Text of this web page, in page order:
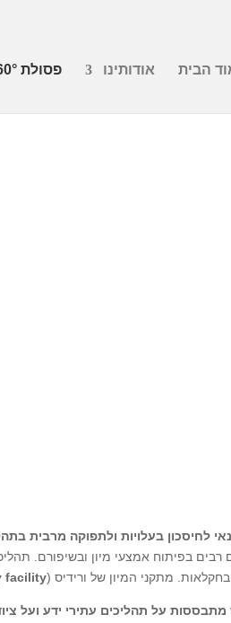
הבית אודותינו פסולת 360°
לחיסכון בעלויות ולתפוקה מרבית
רבים בפיתוח אמצעי מיון ובשיפורם.
מתקני המיון של ורידיס (facility
מתבססות על תהליכים עתירי ידע ועל